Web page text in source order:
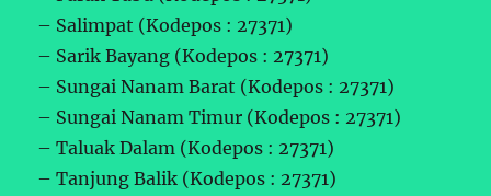
– Salimpat (Kodepos : 27371)
– Sarik Bayang (Kodepos : 27371)
– Sungai Nanam Barat (Kodepos : 27371)
– Sungai Nanam Timur (Kodepos : 27371)
– Taluak Dalam (Kodepos : 27371)
– Tanjung Balik (Kodepos : 27371)